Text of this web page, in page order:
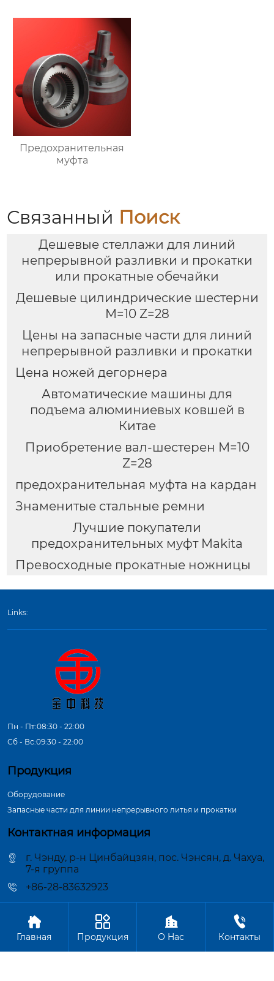
Предохранительная
муфта
Связанный Поиск
Дешевые стеллажи для линий
непрерывной разливки и прокатки
или прокатные обечайки
Дешевые цилиндрические шестерни
M=10 Z=28
Цены на запасные части для линий
непрерывной разливки и прокатки
Цена ножей дегорнера
Автоматические машины для
подъема алюминиевых ковшей в
Китае
Приобретение вал-шестерен M=10
Z=28
предохранительная муфта на кардан
Знаменитые стальные ремни
Лучшие покупатели
предохранительных муфт Makita
Превосходные прокатные ножницы
Links:
Пн - Пт:08:30 - 22:00
Сб - Вс:09:30 - 22:00
Продукция
Оборудование
Запасные части для линии непрерывного литья и прокатки
Контактная информация
г. Чэнду, р-н Цинбайцзян, пос. Чэнсян, д. Чахуа,
7-я группа
+86-28-83632923
Авторское право©ООО Чэнду Цзиньчжун Машиностроение

Главная

Продукция

О Hас

Контакты